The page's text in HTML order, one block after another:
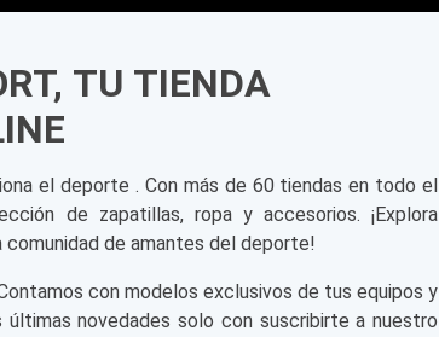
TU TIENDA
el deporte . Con más de 60 tiendas en todo el
de zapatillas, ropa y accesorios. ¡Explora
de amantes del deporte!
con modelos exclusivos de tus equipos y
novedades solo con suscribirte a nuestro